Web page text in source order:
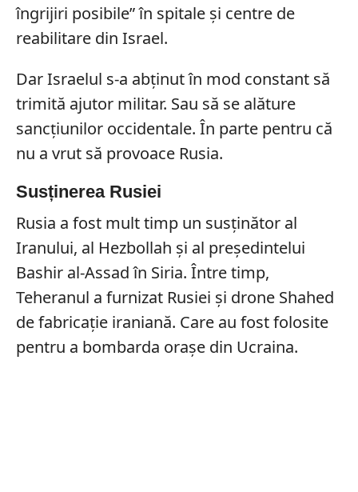
îngrijiri posibile” în spitale și centre de
reabilitare din Israel.
Dar Israelul s-a abținut în mod constant să
trimită ajutor militar. Sau să se alăture
sancțiunilor occidentale. În parte pentru că
nu a vrut să provoace Rusia.
Susținerea Rusiei
Rusia a fost mult timp un susținător al
Iranului, al Hezbollah și al președintelui
Bashir al-Assad în Siria. Între timp,
Teheranul a furnizat Rusiei și drone Shahed
de fabricație iraniană. Care au fost folosite
pentru a bombarda orașe din Ucraina.